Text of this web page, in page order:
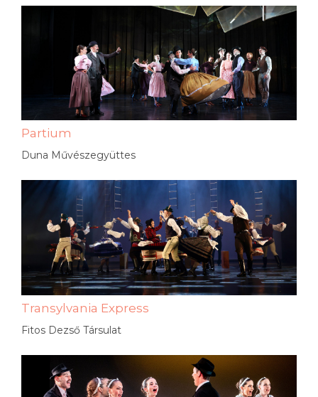
Partium
Duna Művészegyüttes
Transylvania Express
Fitos Dezső Társulat